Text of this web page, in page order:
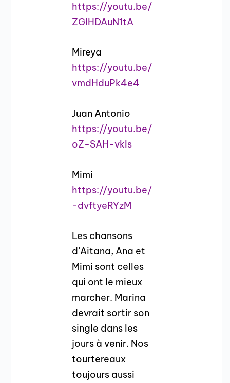
https://youtu.be/
ZGlHDAuN1tA
Mireya
https://youtu.be/
vmdHduPk4e4
Juan Antonio
https://youtu.be/
oZ-SAH-vkIs
Mimi
https://youtu.be/
-dvftyeRYzM
Les chansons
d’Aitana, Ana et
Mimi sont celles
qui ont le mieux
marcher. Marina
devrait sortir son
single dans les
jours à venir. Nos
tourtereaux
toujours aussi